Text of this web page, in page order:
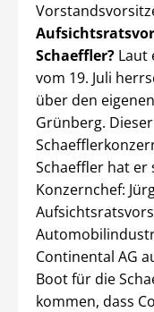
Schaeffler? Laut
vom 19. Juli
über den
Grünberg.
Schaeffler hat er
Konzernchef:
Continental AG
Boot für die
kommen, dass